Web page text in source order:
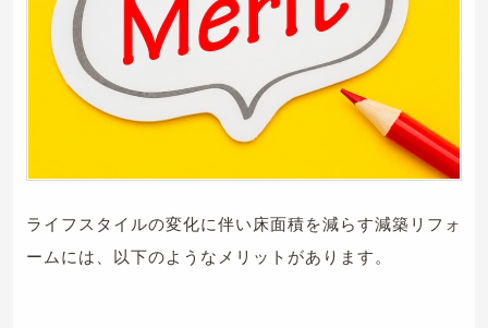
ライフスタイルの変化に伴い床面積を減らす減築リフォ
ームには、以下のようなメリットがあります。